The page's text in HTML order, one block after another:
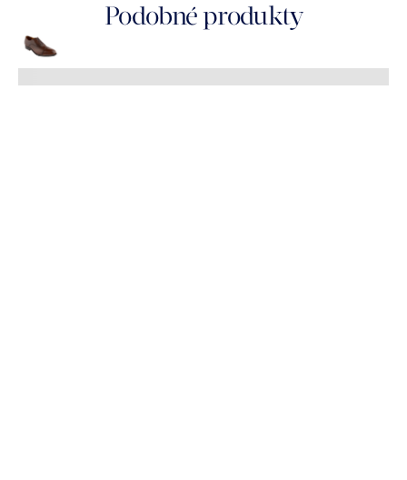
Podobné produkty